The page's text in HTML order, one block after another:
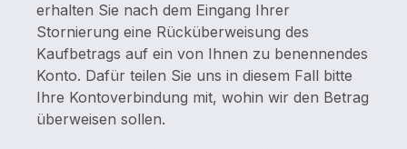
erhalten Sie nach dem Eingang Ihrer
Stornierung eine Rücküberweisung des
Kaufbetrags auf ein von Ihnen zu benennendes
Konto. Dafür teilen Sie uns in diesem Fall bitte
Ihre Kontoverbindung mit, wohin wir den Betrag
überweisen sollen.